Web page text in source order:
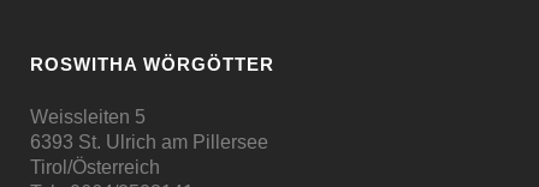
ROSWITHA WÖRGÖTTER
Weissleiten 5
6393 St. Ulrich am Pillersee
Tirol/Österreich